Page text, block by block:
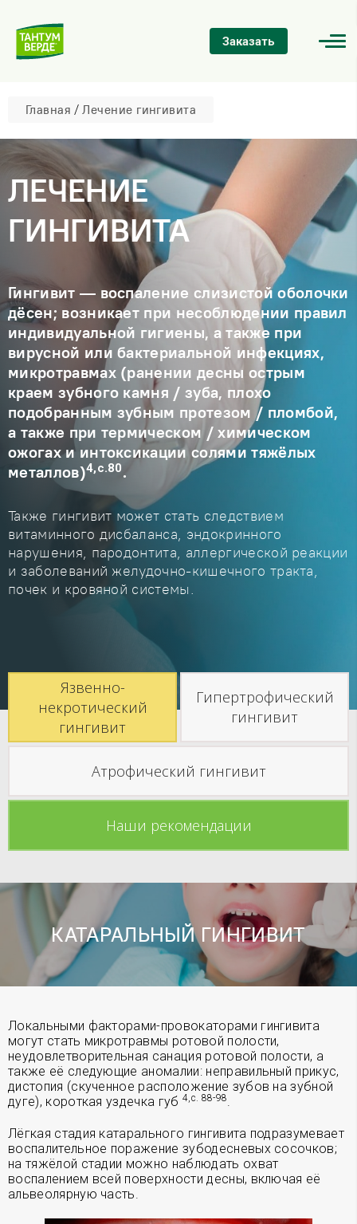
Заказать
Главная / Лечение гингивита
ЛЕЧЕНИЕ
ГИНГИВИТА
Гингивит — воспаление слизистой оболочки
дёсен; возникает при несоблюдении правил
индивидуальной гигиены, а также при
вирусной или бактериальной инфекциях,
микротравмах (ранении десны острым
краем зубного камня / зуба, плохо
подобранным зубным протезом / пломбой,
а также при термическом / химическом
ожогах и интоксикации солями тяжёлых
металлов)4,с.80.
Также гингивит может стать следствием
витаминного дисбаланса, эндокринного
нарушения, пародонтита, аллергической реакции
и заболеваний желудочно-кишечного тракта,
почек и кровяной системы.
Язвенно-
некротический
гингивит
Гипертрофический
гингивит
Атрофический гингивит
Наши рекомендации
КАТАРАЛЬНЫЙ ГИНГИВИТ
Локальными факторами-провокаторами гингивита
могут стать микротравмы ротовой полости,
неудовлетворительная санация ротовой полости, а
также её следующие аномалии: неправильный прикус,
дистопия (скученное расположение зубов на зубной
дуге), короткая уздечка губ 4,с. 88-98.
Лёгкая стадия катарального гингивита подразумевает
воспалительное поражение зубодесневых сосочков;
на тяжёлой стадии можно наблюдать охват
воспалением всей поверхности десны, включая её
альвеолярную часть.